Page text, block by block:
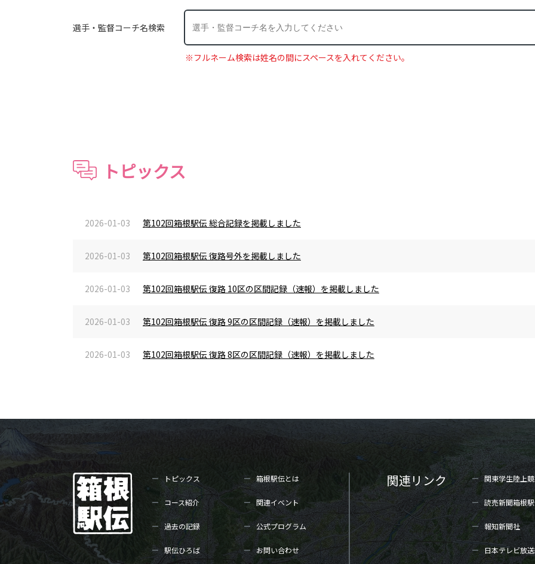
選手・監督コーチ名検索
※フルネーム検索は姓名の間にスペースを入れてください。
トピックス
2026-01-03 第102回箱根駅伝 総合記録を掲載しました
2026-01-03 第102回箱根駅伝 復路号外を掲載しました
2026-01-03 第102回箱根駅伝 復路 10区の区間記録（速報）を掲載しました
2026-01-03 第102回箱根駅伝 復路 9区の区間記録（速報）を掲載しました
2026-01-03 第102回箱根駅伝 復路 8区の区間記録（速報）を掲載しました
トピックス 箱根駅伝とは
コース紹介 関連イベント
過去の記録 公式プログラム
駅伝ひろば お問い合わせ
関連リンク 関東学生陸上
読売新聞箱根
報知新聞社
日本テレビ放